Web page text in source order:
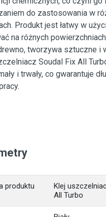
do zastosowania w
Produkt jest łatwy w
na różnych
tworzywa sztuczne i
Soudal Fix All
i trwały, co gwarantuje
produktu
Klej
All Turbo